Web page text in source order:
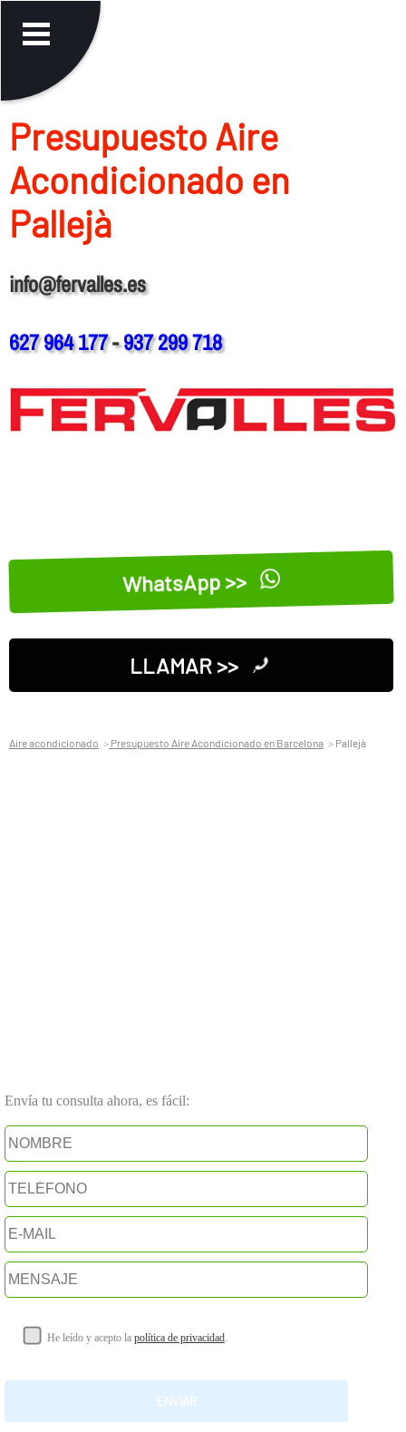
Presupuesto Aire
Acondicionado en
Pallejà
info@fervalles.es
627 964 177-937 299 718
WhatsApp >>
LLAMAR >>
Aire acondicionado Presupuesto Aire Acondicionado en Barcelona Pallejà
Envía tu consulta ahora, es fácil:
He leído y acepto la política de privacidad.